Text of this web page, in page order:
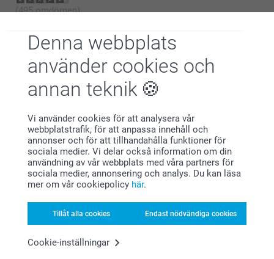
Denna webbplats
använder cookies och
annan teknik
Vi använder cookies för att analysera vår
webbplatstrafik, för att anpassa innehåll och
annonser och för att tillhandahålla funktioner för
sociala medier. Vi delar också information om din
användning av vår webbplats med våra partners för
sociala medier, annonsering och analys. Du kan läsa
mer om vår cookiepolicy här.
Tillåt alla cookies Endast nödvändiga cookies
Cookie-inställningar
(495 omdömen)
Ny variant
Förkläde med AI-Filter
3 varianter
209,00
Glasburkar & Glasrör med
kork - 12 st
4 varianter
Från 319,00
(3 omdömen)
Mer personliga spelstunder
med en personlig kortlek
Använd de personliga spelkorten för att samla familjen för
familjekvällarna blir ännu mysigare när ni kan skratta åt
bilderna på er eller minnas fina stunder ni upplevt
Trycka spelkort: en toppidé!